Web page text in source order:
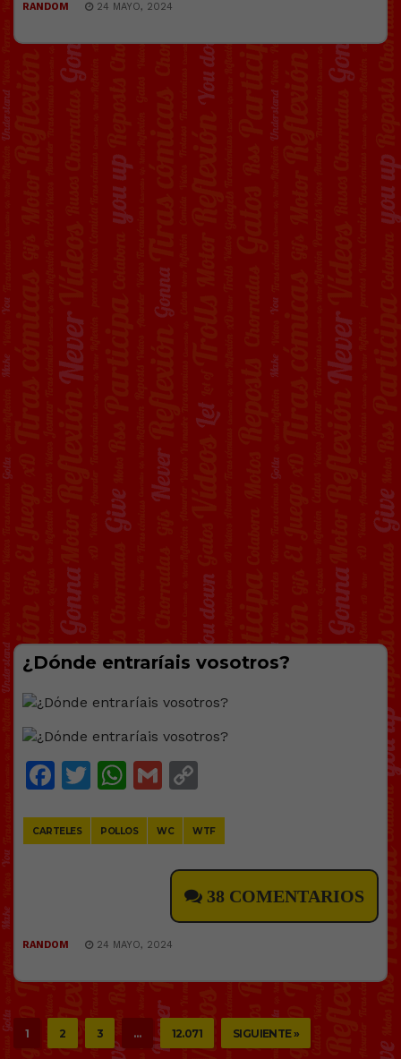
RANDOM 24 MAYO, 2024
¿Dónde entraríais vosotros?
Facebook
Twitter
WhatsApp
Gmail
CARTELES POLLOS WC WTF
38 COMENTARIOS
RANDOM 24 MAYO, 2024
1 2 3 … 12.071 SIGUIENTE »